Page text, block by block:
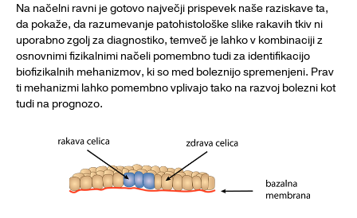
Na načelni ravni je gotovo največji prispevek naše raziskave ta,
da pokaže, da razumevanje patohistološke slike rakavih tkiv ni
uporabno zgolj za diagnostiko, temveč je lahko v kombinaciji z
osnovnimi fizikalnimi načeli pomembno tudi za identifikacijo
biofizikalnih mehanizmov, ki so med boleznijo spremenjeni. Prav
ti mehanizmi lahko pomembno vplivajo tako na razvoj bolezni kot
tudi na prognozo.